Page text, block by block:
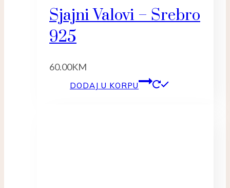
Sjajni Valovi – Srebro
925
60.00KM
DODAJ U KORPU